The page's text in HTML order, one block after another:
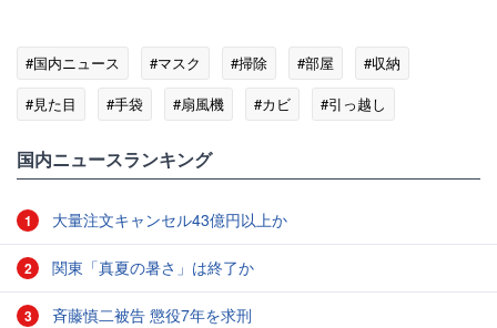
#国内ニュース #マスク #掃除 #部屋
#収納
#見た目
#手袋 #扇風機 #カビ #引っ越し
国内ニュースランキング
1 大量注文キャンセル43億円以上か
2 関東「真夏の暑さ」は終了か
3 斉藤慎二被告 懲役7年を求刑